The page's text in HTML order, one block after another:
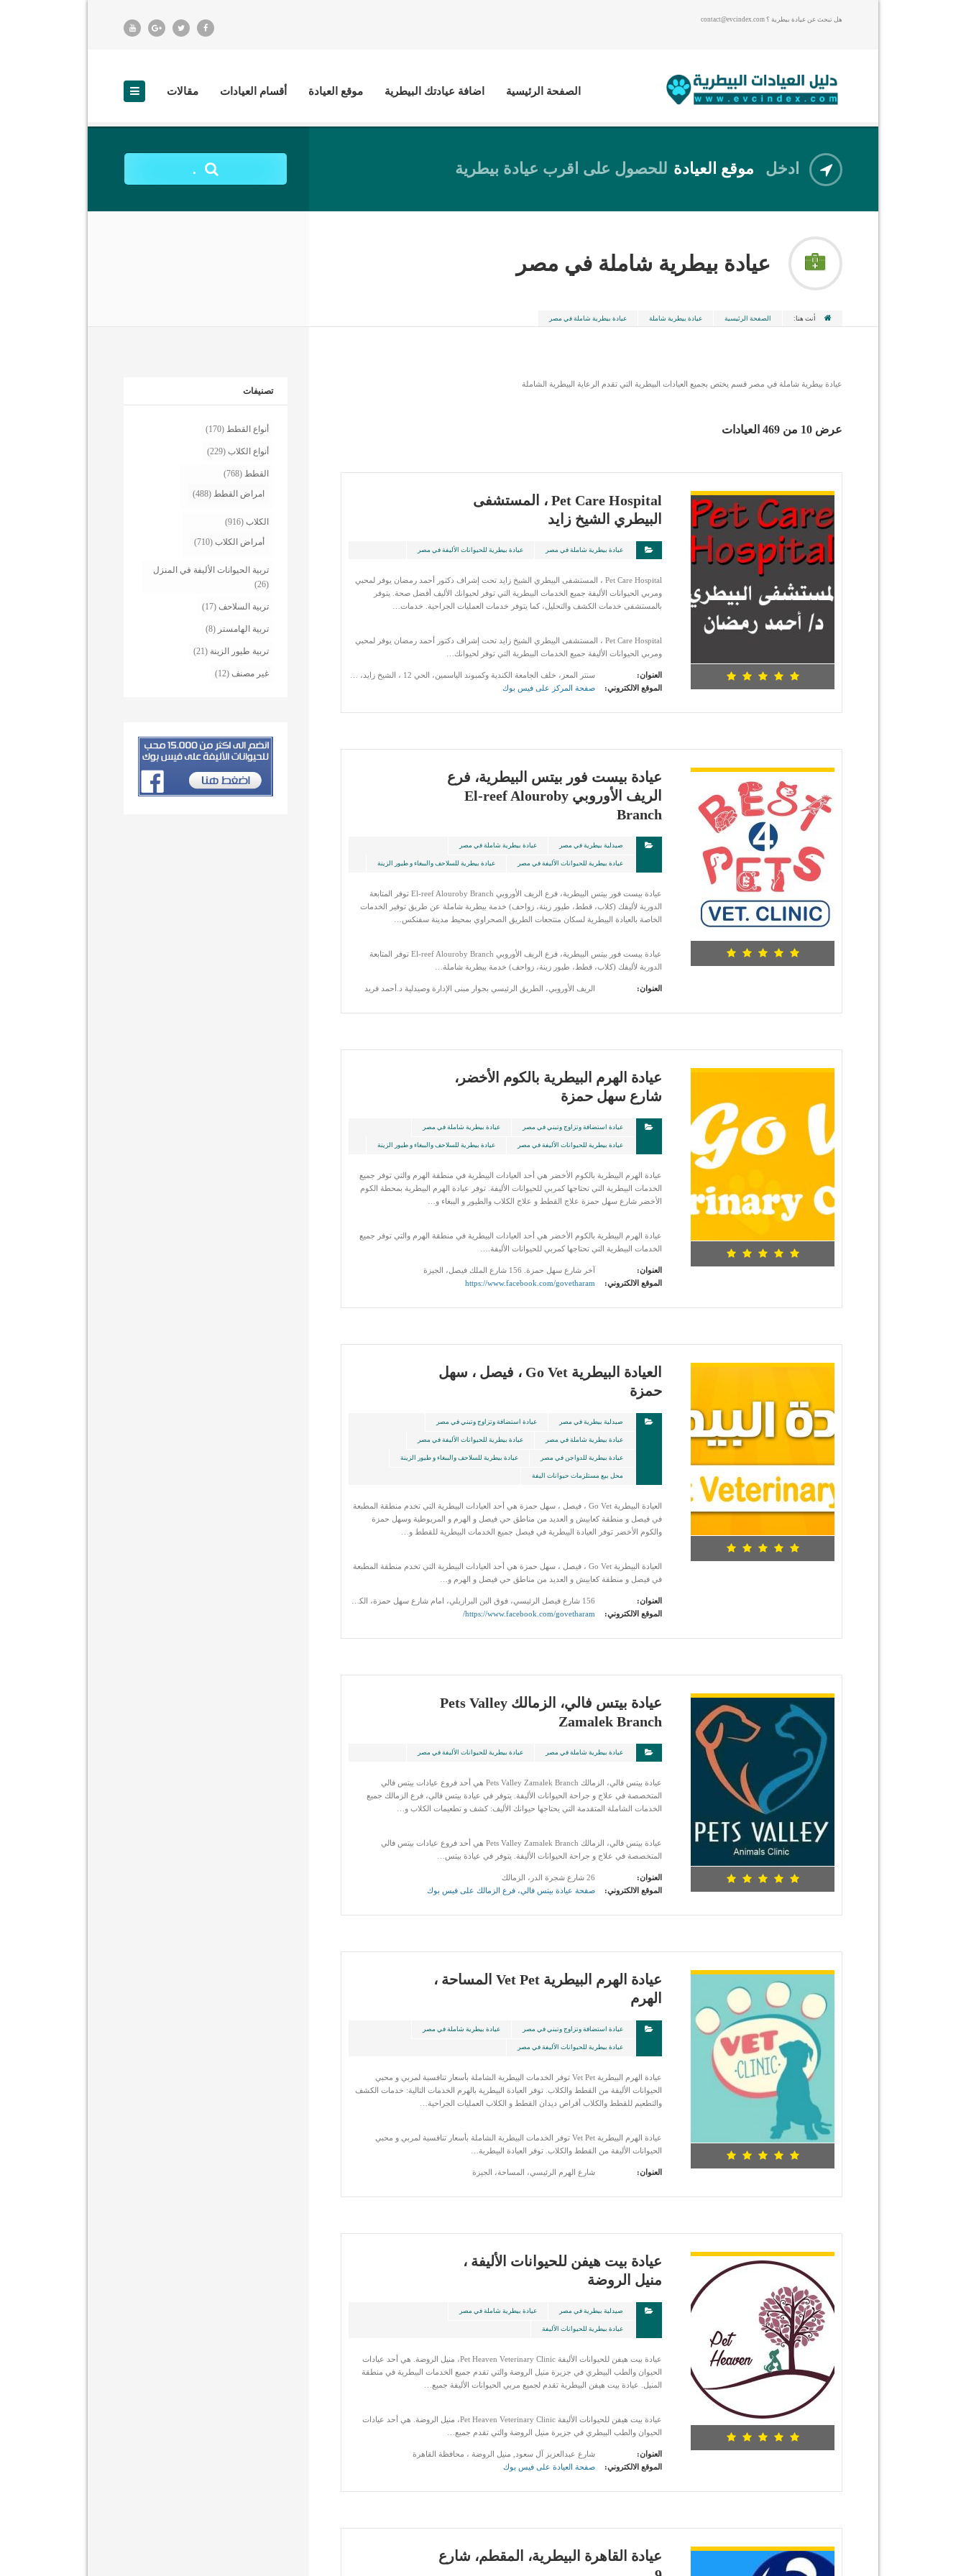
هل تبحث عن عيادة بيطرية ؟ contact@evcindex.com
الصفحة الرئيسية اضافة عيادتك البيطرية موقع العيادة أقسام العيادات مقالات
ادخل موقع العيادة للحصول على اقرب عيادة بيطرية .
عيادة بيطرية شاملة في مصر
أنت هنا: الصفحة الرئيسية عيادة بيطرية شاملة عيادة بيطرية شاملة في مصر
عيادة بيطرية شاملة في مصر قسم يختص بجميع العيادات البيطرية التي تقدم الرعاية البيطرية الشاملة
عرض 10 من 469 العيادات
Pet Care Hospital ، المستشفى
البيطري الشيخ زايد
عيادة بيطرية شاملة في مصر عيادة بيطرية للحيوانات الأليفة في مصر
Pet Care Hospital ، المستشفى البيطري الشيخ زايد تحت إشراف دكتور أحمد رمضان يوفر لمحبي
ومربي الحيوانات الأليفة جميع الخدمات البيطرية التي توفر لحيوانك الأليف أفضل صحة. يتوفر
بالمستشفى خدمات الكشف والتحليل، كما يتوفر خدمات العمليات الجراحية. خدمات…
Pet Care Hospital ، المستشفى البيطري الشيخ زايد تحت إشراف دكتور أحمد رمضان يوفر لمحبي
ومربي الحيوانات الأليفة جميع الخدمات البيطرية التي توفر لحيوانك…
العنوان:
سنتر المعز، خلف الجامعة الكندية وكمبوند الياسمين، الحي 12 ، الشيخ زايد، الجيزة
الموقع الالكتروني:
صفحة المركز على فيس بوك
عيادة بيست فور بيتس البيطرية، فرع
الريف الأوروبي El-reef Alouroby
Branch
صيدلية بيطرية في مصر عيادة بيطرية شاملة في مصر
عيادة بيطرية للحيوانات الأليفة في مصر عيادة بيطرية للسلاحف والببغاء و طيور الزينة
عيادة بيست فور بيتس البيطرية، فرع الريف الأوروبي El-reef Alouroby Branch توفر المتابعة
الدورية لأليفك (كلاب، قطط، طيور زينة، زواحف) خدمة بيطرية شاملة عن طريق توفير الخدمات
الخاصة بالعيادة البيطرية لسكان منتجعات الطريق الصحراوي بمحيط مدينة سفنكس…
عيادة بيست فور بيتس البيطرية، فرع الريف الأوروبي El-reef Alouroby Branch توفر المتابعة
الدورية لأليفك (كلاب، قطط، طيور زينة، زواحف) خدمة بيطرية شاملة…
العنوان: الريف الأوروبي، الطريق الرئيسي بجوار مبنى الإدارة وصيدلية د.أحمد فريد
عيادة الهرم البيطرية بالكوم الأخضر،
شارع سهل حمزة
عيادة استضافة وتزاوج وتبني في مصر عيادة بيطرية شاملة في مصر
عيادة بيطرية للحيوانات الأليفة في مصر عيادة بيطرية للسلاحف والببغاء و طيور الزينة
عيادة الهرم البيطرية بالكوم الأخضر هي أحد العيادات البيطرية في منطقة الهرم والتي توفر جميع
الخدمات البيطرية التي تحتاجها كمربي للحيوانات الأليفة. توفر عيادة الهرم البيطرية بمحطة الكوم
الأخضر شارع سهل حمزة علاج القطط و علاج الكلاب والطيور و الببغاء و…
عيادة الهرم البيطرية بالكوم الأخضر هي أحد العيادات البيطرية في منطقة الهرم والتي توفر جميع
الخدمات البيطرية التي تحتاجها كمربي للحيوانات الأليفة.…
العنوان:
آخر شارع سهل حمزة. 156 شارع الملك فيصل، الجيزة
الموقع الالكتروني:
https://www.facebook.com/govetharam
العيادة البيطرية Go Vet ، فيصل ، سهل
حمزة
صيدلية بيطرية في مصر عيادة استضافة وتزاوج وتبني في مصر
عيادة بيطرية شاملة في مصر عيادة بيطرية للحيوانات الأليفة في مصر
عيادة بيطرية للدواجن في مصر عيادة بيطرية للسلاحف والببغاء و طيور الزينة
محل بيع مستلزمات حيوانات اليفة
العيادة البيطرية Go Vet ، فيصل ، سهل حمزة هي أحد العيادات البيطرية التي تخدم منطقة المطبعة
في فيصل و منطقة كعابيش و العديد من مناطق حي فيصل و الهرم و المريوطية وسهل حمزة
والكوم الأخضر توفر العيادة البيطرية في فيصل جميع الخدمات البيطرية للقطط و…
العيادة البيطرية Go Vet ، فيصل ، سهل حمزة هي أحد العيادات البيطرية التي تخدم منطقة المطبعة
في فيصل و منطقة كعابيش و العديد من مناطق حي فيصل و الهرم و…
العنوان:
156 شارع فيصل الرئيسي، فوق البن البرازيلي، امام شارع سهل حمزة، الكوم الأخضر، فيصل
الموقع الالكتروني:
https://www.facebook.com/govetharam/
عيادة بيتس فالي، الزمالك Pets Valley
Zamalek Branch
عيادة بيطرية شاملة في مصر عيادة بيطرية للحيوانات الأليفة في مصر
عيادة بيتس فالي، الزمالك Pets Valley Zamalek Branch هي أحد فروع عيادات بيتس فالي
المتخصصة في علاج و جراحة الحيوانات الأليفة. يتوفر في عيادة بيتس فالي، فرع الزمالك جميع
الخدمات الشاملة المتقدمة التي يحتاجها حيوانك الأليف: كشف و تطعيمات الكلاب و…
عيادة بيتس فالي، الزمالك Pets Valley Zamalek Branch هي أحد فروع عيادات بيتس فالي
المتخصصة في علاج و جراحة الحيوانات الأليفة. يتوفر في عيادة بيتس…
العنوان:
26 شارع شجرة الدر، الزمالك
الموقع الالكتروني:
صفحة عيادة بيتس فالي، فرع الزمالك على فيس بوك
عيادة الهرم البيطرية Vet Pet المساحة ،
الهرم
عيادة استضافة وتزاوج وتبني في مصر عيادة بيطرية شاملة في مصر
عيادة بيطرية للحيوانات الأليفة في مصر
عيادة الهرم البيطرية Vet Pet توفر الخدمات البيطرية الشاملة بأسعار تنافسية لمربي و محبي
الحيوانات الأليفة من القطط والكلاب. توفر العيادة البيطرية بالهرم الخدمات التالية: خدمات الكشف
والتطعيم للقطط والكلاب أقراص ديدان القطط و الكلاب العمليات الجراحية…
عيادة الهرم البيطرية Vet Pet توفر الخدمات البيطرية الشاملة بأسعار تنافسية لمربي و محبي
الحيوانات الأليفة من القطط والكلاب. توفر العيادة البيطرية…
العنوان: شارع الهرم الرئيسي، المساحة، الجيزة
عيادة بيت هيفن للحيوانات الأليفة ،
منيل الروضة
صيدلية بيطرية في مصر عيادة بيطرية شاملة في مصر
عيادة بيطرية للحيوانات الأليفة
عيادة بيت هيفن للحيوانات الأليفة Pet Heaven Veterinary Clinic، منيل الروضة. هي أحد عيادات
الحيوان والطب البيطري في جزيرة منيل الروضة والتي تقدم جميع الخدمات البيطرية في منطقة
المنيل. عيادة بيت هيفن البيطرية تقدم لجميع مربي الحيوانات الأليفة جميع…
عيادة بيت هيفن للحيوانات الأليفة Pet Heaven Veterinary Clinic، منيل الروضة. هي أحد عيادات
الحيوان والطب البيطري في جزيرة منيل الروضة والتي تقدم جميع…
العنوان:
شارع عبدالعزيز آل سعود, منيل‎ الروضة ، محافظة القاهرة‬
الموقع الالكتروني:
صفحة العيادة على فيس بوك
عيادة القاهرة البيطرية، المقطم، شارع
تصنيفات
أنواع القطط (170)
أنواع الكلاب (229)
القطط (768)
امراض القطط (488)
الكلاب (916)
أمراض الكلاب (710)
تربية الحيوانات الأليفة في المنزل
(26)
تربية السلاحف (17)
تربية الهامستر (8)
تربية طيور الزينة (21)
غير مصنف (12)